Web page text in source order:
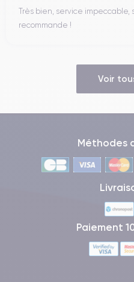
Très bien, service impeccable,
recommande !
Voir
Méthodes
Paiement